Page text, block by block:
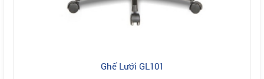
Ghế Lưới GL101